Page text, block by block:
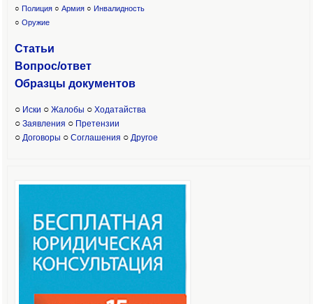
○ Полиция ○ Армия ○ Инвалидность
○ Оружие
Статьи
Вопрос/ответ
Образцы документов
○ Иски ○ Жалобы ○ Ходатайства
○ Заявления ○ Претензии
○ Договоры ○ Соглашения ○ Другое